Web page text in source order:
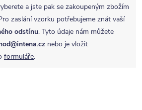
a jste pak se zakoupeným zbožím
zaslání vzorku potřebujeme znát vaší
odstínu. Tyto údaje nám můžete
nebo je vložit
formuláře.